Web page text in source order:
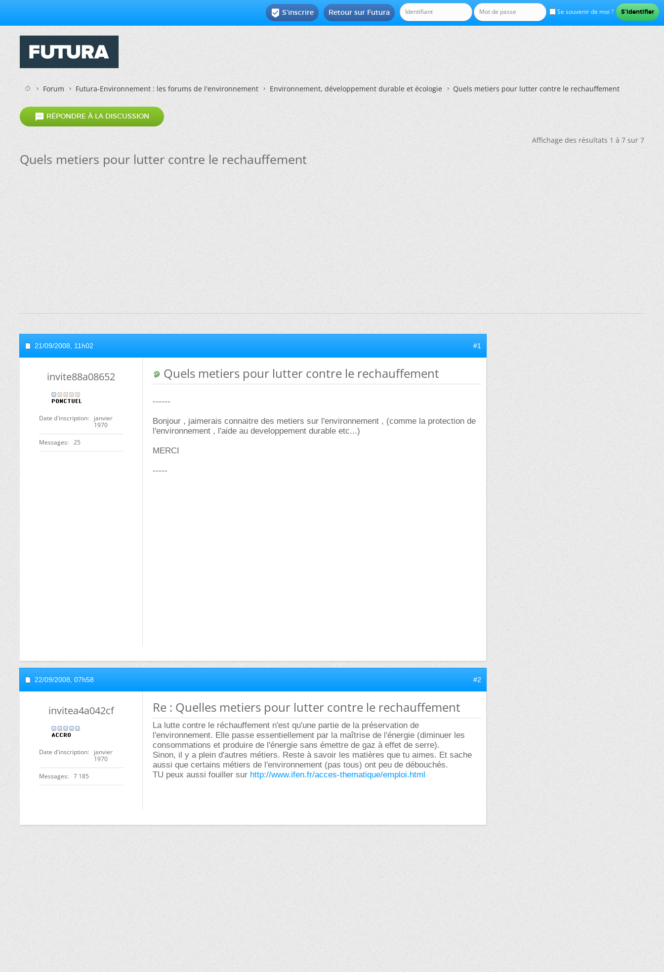
Se souvenir de moi ?
Retour sur Futura
 S'inscrire
Forum Futura-Environnement : les forums de l'environnement Environnement, développement durable et écologie Quels metiers pour lutter contre le rechauffement
 RÉPONDRE À LA DISCUSSION
Affichage des résultats 1 à 7 sur 7
Quels metiers pour lutter contre le rechauffement
21/09/2008, 11h02 #1
invite88a08652
Date d'inscription
janvier
1970
Messages 25
Quels metiers pour lutter contre le rechauffement
------
Bonjour , jaimerais connaitre des metiers sur l'environnement , (comme la protection de
l'environnement , l'aide au developpement durable etc...)
MERCI
-----
22/09/2008, 07h58 #2
invitea4a042cf
Date d'inscription
janvier
1970
Messages 7 185
Re : Quelles metiers pour lutter contre le rechauffement
La lutte contre le réchauffement n'est qu'une partie de la préservation de
l'environnement. Elle passe essentiellement par la maîtrise de l'énergie (diminuer les
consommations et produire de l'énergie sans émettre de gaz à effet de serre).
Sinon, il y a plein d'autres métiers. Reste à savoir les matières que tu aimes. Et sache
aussi que certains métiers de l'environnement (pas tous) ont peu de débouchés.
TU peux aussi fouiller sur http://www.ifen.fr/acces-thematique/emploi.html